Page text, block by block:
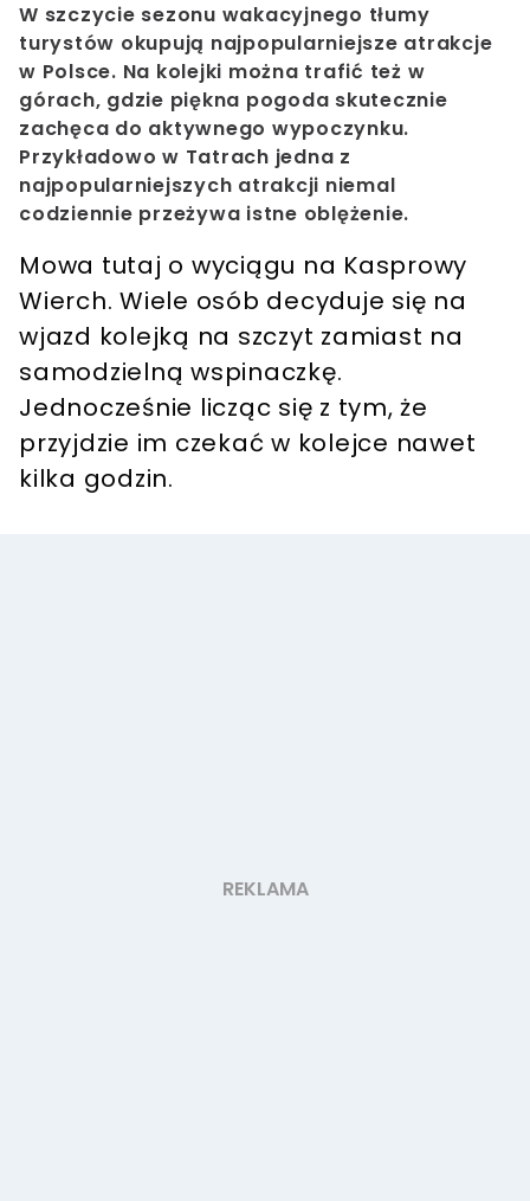
W szczycie sezonu wakacyjnego tłumy
turystów okupują najpopularniejsze atrakcje
w Polsce. Na kolejki można trafić też w
górach, gdzie piękna pogoda skutecznie
zachęca do aktywnego wypoczynku.
Przykładowo w Tatrach jedna z
najpopularniejszych atrakcji niemal
codziennie przeżywa istne oblężenie.
Mowa tutaj o wyciągu na Kasprowy
Wierch. Wiele osób decyduje się na
wjazd kolejką na szczyt zamiast na
samodzielną wspinaczkę.
Jednocześnie licząc się z tym, że
przyjdzie im czekać w kolejce nawet
kilka godzin.